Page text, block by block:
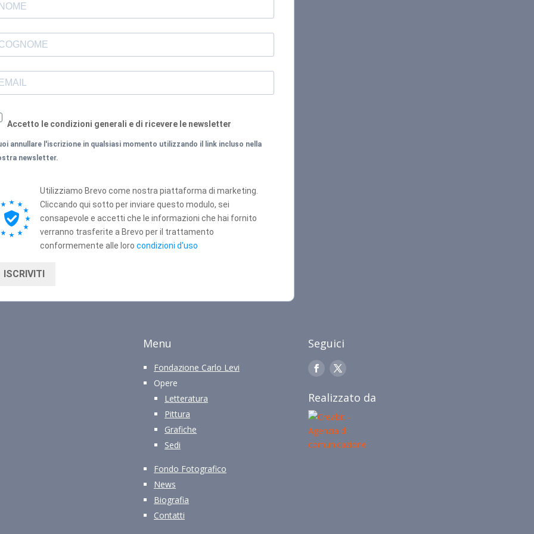
Accetto le condizioni generali e di ricevere le newsletter
annullare l'iscrizione in qualsiasi momento utilizzando il link incluso nella
newsletter.
Utilizziamo Brevo come nostra piattaforma di marketing.
Cliccando qui sotto per inviare questo modulo, sei
consapevole e accetti che le informazioni che hai fornito
verranno trasferite a Brevo per il trattamento
conformemente alle loro condizioni d'uso
ISCRIVITI
Menu
Fondazione Carlo Levi
Opere
Letteratura
Pittura
Grafiche
Sedi
Fondo Fotografico
News
Biografia
Contatti
Seguici
Realizzato da